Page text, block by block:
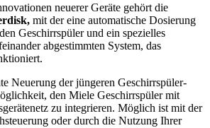
neuerer Geräte gehört die
mit der eine automatische Dosierung
Geschirrspüler und ein spezielles
abgestimmten System, das
Neuerung der jüngeren Geschirrspüler-
den Miele Geschirrspüler mit
zu integrieren. Möglich ist mit der
oder durch die Nutzung Ihrer